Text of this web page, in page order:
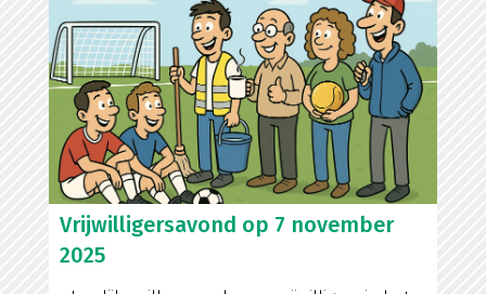
Vrijwilligersavond op 7 november
2025